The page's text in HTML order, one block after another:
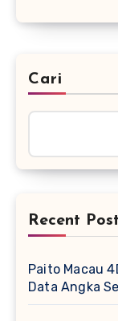
Cari
Recent
Paito Macau
Data Angka